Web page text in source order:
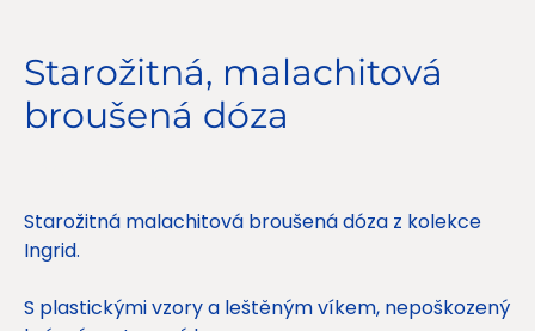
Starožitná, malachitová
broušená dóza
Starožitná malachitová broušená dóza z kolekce
Ingrid.
S plastickými vzory a leštěným víkem, nepoškozený